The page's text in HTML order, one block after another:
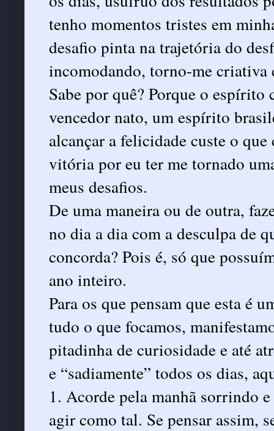
tenho momentos tristes em
desafio pinta na trajetória do
incomodando, torno-me criativa
Sabe por quê? Porque o
vencedor nato, um espírito
alcançar a felicidade custe o
vitória por eu ter me tornado
meus desafios.
De uma maneira ou de outra,
no dia a dia com a desculpa de
concorda? Pois é, só que
ano inteiro.
Para os que pensam que esta é
tudo o que focamos,
pitadinha de curiosidade e até
e “sadiamente” todos os dias,
1. Acorde pela manhã sorrindo
agir como tal. Se pensar assim,